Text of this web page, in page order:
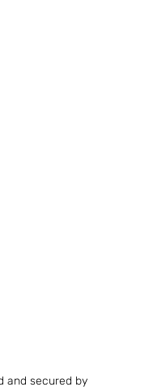
and secured by